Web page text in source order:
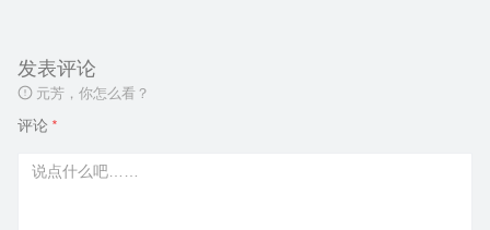
发表评论
元芳，你怎么看？
评论 *